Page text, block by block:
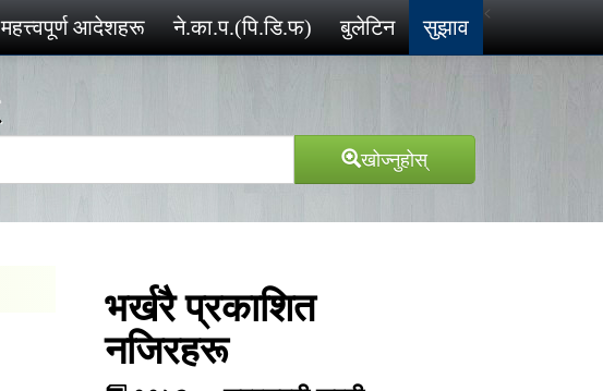
महत्त्वपूर्ण आदेशहरू ने.का.प.(पि.डि.फ) बुलेटिन
<
सुझाव
खोज्‍नुहोस्
भर्खरै प्रकाशित
नजिरहरू